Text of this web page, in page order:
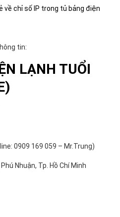
về chỉ số IP trong tủ bảng điện
tin:
LẠNH TUỔI
0909 169 059 – Mr.Trung)
Nhuận, Tp. Hồ Chí Minh